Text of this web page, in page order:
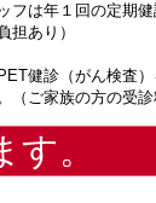
フは年１回の定期
担あり）
健診（がん検査
ご家族の方の受診
。